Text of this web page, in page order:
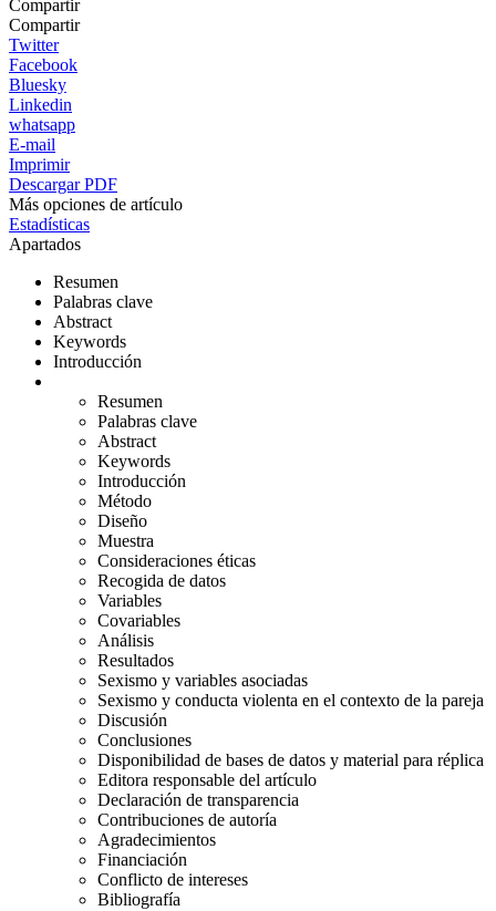
Compartir
Compartir
Twitter
Facebook
Bluesky
Linkedin
whatsapp
E-mail
Imprimir
Descargar PDF
Más opciones de artículo
Estadísticas
Apartados
Resumen
Palabras clave
Abstract
Keywords
Introducción
Resumen
Palabras clave
Abstract
Keywords
Introducción
Método
Diseño
Muestra
Consideraciones éticas
Recogida de datos
Variables
Covariables
Análisis
Resultados
Sexismo y variables asociadas
Sexismo y conducta violenta en el contexto de la pareja
Discusión
Conclusiones
Disponibilidad de bases de datos y material para réplica
Editora responsable del artículo
Declaración de transparencia
Contribuciones de autoría
Agradecimientos
Financiación
Conflicto de intereses
Bibliografía